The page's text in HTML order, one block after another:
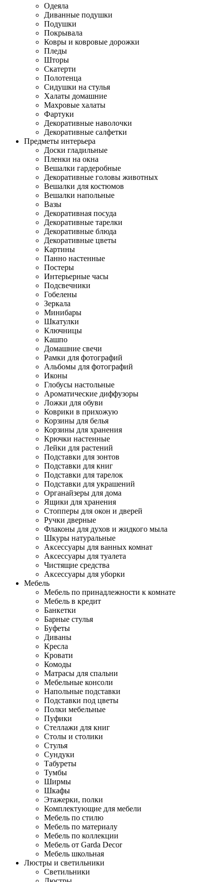
Одеяла
Диванные подушки
Подушки
Покрывала
Ковры и ковровые дорожки
Пледы
Шторы
Скатерти
Полотенца
Сидушки на стулья
Халаты домашние
Махровые халаты
Фартуки
Декоративные наволочки
Декоративные салфетки
Предметы интерьера
Доски гладильные
Пленки на окна
Вешалки гардеробные
Декоративные головы животных
Вешалки для костюмов
Вешалки напольные
Вазы
Декоративная посуда
Декоративные тарелки
Декоративные блюда
Декоративные цветы
Картины
Панно настенные
Постеры
Интерьерные часы
Подсвечники
Гобелены
Зеркала
Минибары
Шкатулки
Ключницы
Кашпо
Домашние свечи
Рамки для фотографий
Альбомы для фотографий
Иконы
Глобусы настольные
Ароматические диффузоры
Ложки для обуви
Коврики в прихожую
Корзины для белья
Корзины для хранения
Крючки настенные
Лейки для растений
Подставки для зонтов
Подставки для книг
Подставки для тарелок
Подставки для украшений
Органайзеры для дома
Ящики для хранения
Стопперы для окон и дверей
Ручки дверные
Флаконы для духов и жидкого мыла
Шкуры натуральные
Аксессуары для ванных комнат
Аксессуары для туалета
Чистящие средства
Аксессуары для уборки
Мебель
Мебель по принадлежности к комнате
Мебель в кредит
Банкетки
Барные стулья
Буфеты
Диваны
Кресла
Кровати
Комоды
Матрасы для спальни
Мебельные консоли
Напольные подставки
Подставки под цветы
Полки мебельные
Пуфики
Стеллажи для книг
Столы и столики
Стулья
Сундуки
Табуреты
Тумбы
Ширмы
Шкафы
Этажерки, полки
Комплектующие для мебели
Мебель по стилю
Мебель по материалу
Мебель по коллекции
Мебель от Garda Decor
Мебель школьная
Люстры и светильники
Светильники